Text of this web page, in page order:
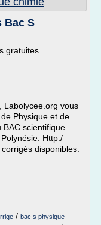
Bac S
gratuites
Labolycee.org vous
Physique et de
BAC scientifique
Http:/
disponibles.
/ bac s physique